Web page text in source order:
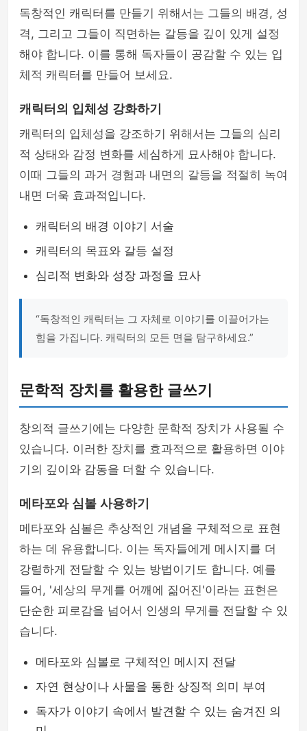
독창적인 캐릭터를 만들기 위해서는 그들의 배경, 성
격, 그리고 그들이 직면하는 갈등을 깊이 있게 설정
해야 합니다. 이를 통해 독자들이 공감할 수 있는 입
체적 캐릭터를 만들어 보세요.
캐릭터의 입체성 강화하기
캐릭터의 입체성을 강조하기 위해서는 그들의 심리
적 상태와 감정 변화를 세심하게 묘사해야 합니다.
이때 그들의 과거 경험과 내면의 갈등을 적절히 녹여
내면 더욱 효과적입니다.
캐릭터의 배경 이야기 서술
캐릭터의 목표와 갈등 설정
심리적 변화와 성장 과정을 묘사
“독창적인 캐릭터는 그 자체로 이야기를 이끌어가는
힘을 가집니다. 캐릭터의 모든 면을 탐구하세요.”
문학적 장치를 활용한 글쓰기
창의적 글쓰기에는 다양한 문학적 장치가 사용될 수
있습니다. 이러한 장치를 효과적으로 활용하면 이야
기의 깊이와 감동을 더할 수 있습니다.
메타포와 심볼 사용하기
메타포와 심볼은 추상적인 개념을 구체적으로 표현
하는 데 유용합니다. 이는 독자들에게 메시지를 더
강렬하게 전달할 수 있는 방법이기도 합니다. 예를
들어, '세상의 무게를 어깨에 짊어진'이라는 표현은
단순한 피로감을 넘어서 인생의 무게를 전달할 수 있
습니다.
메타포와 심볼로 구체적인 메시지 전달
자연 현상이나 사물을 통한 상징적 의미 부여
독자가 이야기 속에서 발견할 수 있는 숨겨진 의